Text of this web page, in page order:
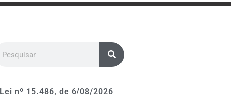
Lei nº 15.486, de 6/08/2026